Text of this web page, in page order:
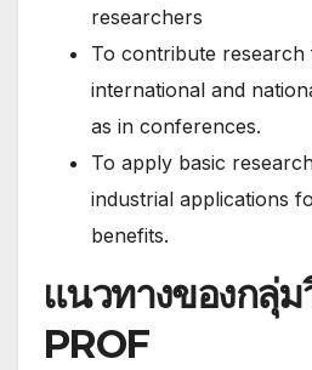
researchers
To contribute research
international and
as in conferences.
To apply basic
industrial applications
benefits.
แนวทางของกลุ่ม
PROF